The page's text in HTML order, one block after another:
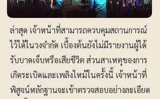
ล่าสุด เจ้าหน้าที่สามารถควบคุมสถานการณ์
ไว้ได้ในวงจำกัด เบื้องต้นยังไม่มีรายงานผู้ได้
รับบาดเจ็บหรือเสียชีวิต ส่วนสาเหตุของการ
เกิดระเบิดและเพลิงไหม้ในครั้งนี้ เจ้าหน้าที่
พิสูจน์หลักฐานจะเข้าตรวจสอบอย่างละเอียด